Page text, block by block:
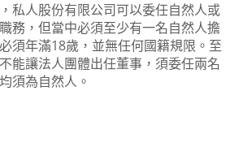
私人股份有限公司可以委任自然人或
務，但當中必須至少有一名自然人擔
須年滿18歲，並無任何國籍規限。至
能讓法人團體出任董事，須委任兩名
須為自然人。